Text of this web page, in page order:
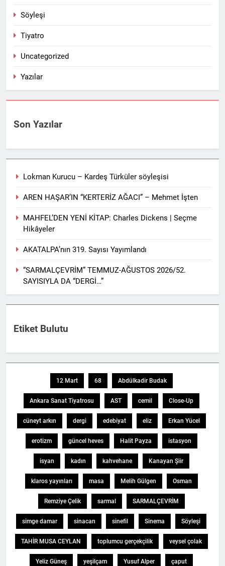
Söyleşi
Tiyatro
Uncategorized
Yazılar
Son Yazılar
Lokman Kurucu – Kardeş Türküler söyleşisi
AREN HAŞAR’IN “KERTERİZ AĞACI” – Mehmet İşten
MAHFEL’DEN YENİ KİTAP: Charles Dickens | Seçme
Hikâyeler
AKATALPA’nın 319. Sayısı Yayımlandı
“SARMALÇEVRİM” TEMMUZ-AĞUSTOS 2026/52.
SAYISIYLA DA “DERGİ…”
Etiket Bulutu
12 Mart 68 Abdülkadir Budak
Ankara Sanat Tiyatrosu AST cemil Close-Up
cüneyt arkın dergi edebiyat eliz Erkan Yücel
erotizm güncel heves Halit Payza istasyon
isyan kadın kahvehane Kanayan Şiir
klaros yayınları masa Melih Gülgen Osman
Remziye Çelik sarmal SARMALÇEVRİM
simge damar sinacan sinefil Sinema Söyleşi
TAHİR MUSA CEYLAN toplumcu gerçekçilik veysel çolak
Yeliz Güneş yeşilçam Yusuf Alper çaput